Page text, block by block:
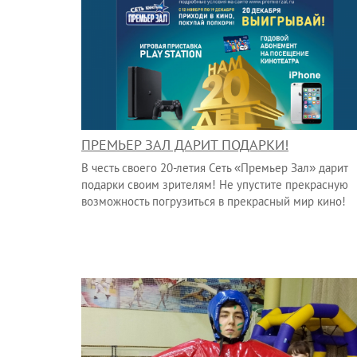
ПРЕМЬЕР ЗАЛ ДАРИТ ПОДАРКИ!
В честь своего 20-летия Сеть «Премьер Зал» дарит
подарки своим зрителям! Не упустите прекрасную
возможность погрузиться в прекрасный мир кино!